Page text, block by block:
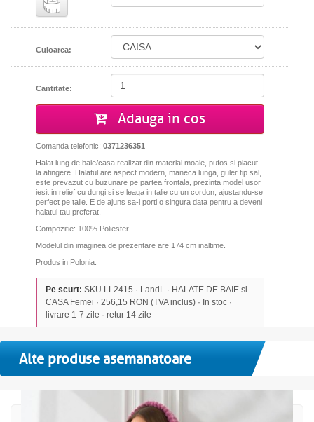
Culoarea:
Cantitate:
Adauga in cos
Comanda telefonic: 0371236351
Halat lung de baie/casa realizat din material moale, pufos si placut
la atingere. Halatul are aspect modern, maneca lunga, guler tip sal,
este prevazut cu buzunare pe partea frontala, prezinta model usor
iesit in relief cu dungi si se leaga in talie cu un cordon, ajustandu-se
perfect pe talie. E de ajuns sa-l porti o singura data pentru a deveni
halatul tau preferat.
Compozitie: 100% Poliester
Modelul din imaginea de prezentare are 174 cm inaltime.
Produs in Polonia.
Pe scurt: SKU LL2415 · LandL · HALATE DE BAIE si
CASA Femei · 256,15 RON (TVA inclus) · In stoc ·
livrare 1-7 zile · retur 14 zile
Alte produse asemanatoare